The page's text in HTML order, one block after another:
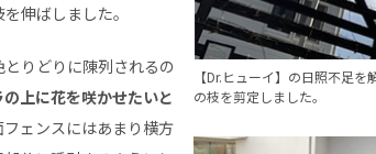
【Dr.ヒューイ】の日照不足
の枝を剪定しました。
伸ばしました。
りどりに陳列されるの
上に花を咲かせたいと
ェンスにはあまり横方